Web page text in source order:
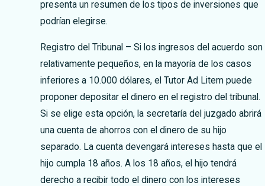
presenta un resumen de los tipos de inversiones que
podrían elegirse.
Registro del Tribunal – Si los ingresos del acuerdo son
relativamente pequeños, en la mayoría de los casos
inferiores a 10.000 dólares, el Tutor Ad Litem puede
proponer depositar el dinero en el registro del tribunal.
Si se elige esta opción, la secretaría del juzgado abrirá
una cuenta de ahorros con el dinero de su hijo
separado. La cuenta devengará intereses hasta que el
hijo cumpla 18 años. A los 18 años, el hijo tendrá
derecho a recibir todo el dinero con los intereses